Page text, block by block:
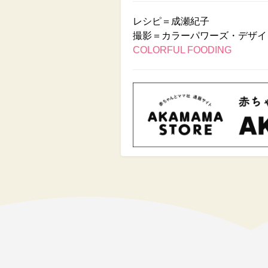
レシピ＝成瀬紀子
撮影＝カラーパワーズ・デザ
COLORFUL FOODING